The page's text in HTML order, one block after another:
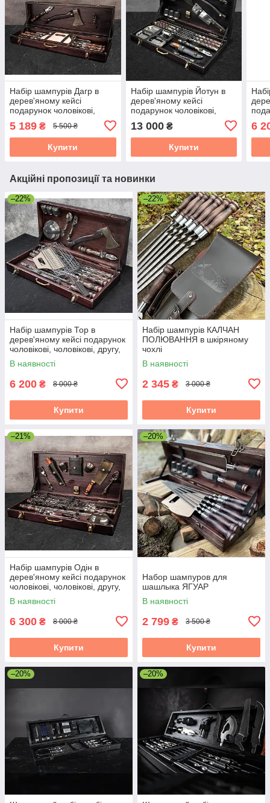
Набір шампурів Дагр в
дерев'яному кейсі
подарунок чоловікові,
5 189 ₴ 5 500 ₴
Купити
Набір шампурів Йотун в
дерев'яному кейсі
подарунок чоловікові,
13 000₴
Купити
6
Акційні пропозиції та новинки
–22%
Набір шампурів Тор в
дерев'яному кейсі подарунок
чоловікові, чоловікові, другу,
шефу
В наявності
6 200 ₴ 8 000 ₴
Купити
–22%
Набір шампурів КАЛЧАН
ПОЛЮВАННЯ в шкіряному
чохлі
В наявності
2 345 ₴ 3 000 ₴
Купити
–21%
Набір шампурів Одін в
дерев'яному кейсі подарунок
чоловікові, чоловікові, другу,
шефу
В наявності
6 300 ₴ 8 000 ₴
Купити
–20%
Набор шампуров для
шашлыка ЯГУАР
В наявності
2 799 ₴ 3 500 ₴
Купити
–20% –20%